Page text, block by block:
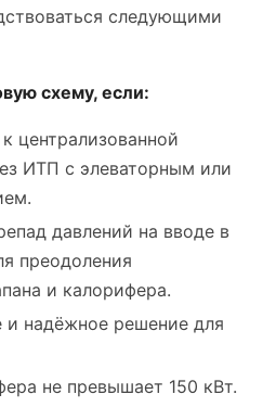
следующими
схему, если:
централизованной
ИТП с элеваторным или
давлений на вводе в
преодоления
и калорифера.
и надёжное решение для
не превышает 150 кВт.